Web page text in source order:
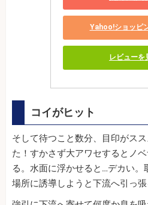
Yahoo!ショッピ
レビューを
コイがヒット
そして待つこと数分、目印がス
た！すかさず大アワセするとノ
る。水面に浮かせると…デカい。
場所に誘導しようと下流へ引っ張